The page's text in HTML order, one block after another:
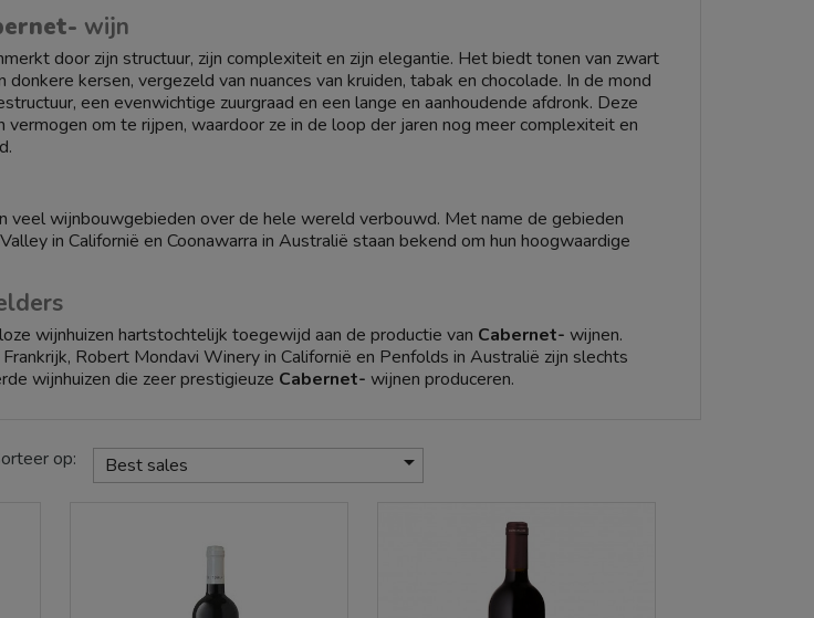
wijn
door zijn structuur, zijn complexiteit en zijn elegantie. Het biedt tonen van zwart
kersen, vergezeld van nuances van kruiden, tabak en chocolade. In de mond
een evenwichtige zuurgraad en een lange en aanhoudende afdronk. Deze
vermogen om te rijpen, waardoor ze in de loop der jaren nog meer complexiteit en
veel wijnbouwgebieden over de hele wereld verbouwd. Met name de gebieden
in Californië en Coonawarra in Australië staan bekend om hun hoogwaardige
wijnhuizen hartstochtelijk toegewijd aan de productie van Cabernet- wijnen.
Robert Mondavi Winery in Californië en Penfolds in Australië zijn slechts
wijnhuizen die zeer prestigieuze Cabernet- wijnen produceren.
-wijn wilt proeven, bezoek dan de websitevinove.it
de beste wijnhuizen, klaar om geproefd en gewaardeerd te worden.
op: Best sales 